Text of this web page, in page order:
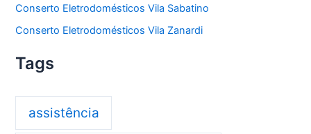
Conserto Eletrodomésticos Vila Sabatino
Conserto Eletrodomésticos Vila Zanardi
Tags
assistência